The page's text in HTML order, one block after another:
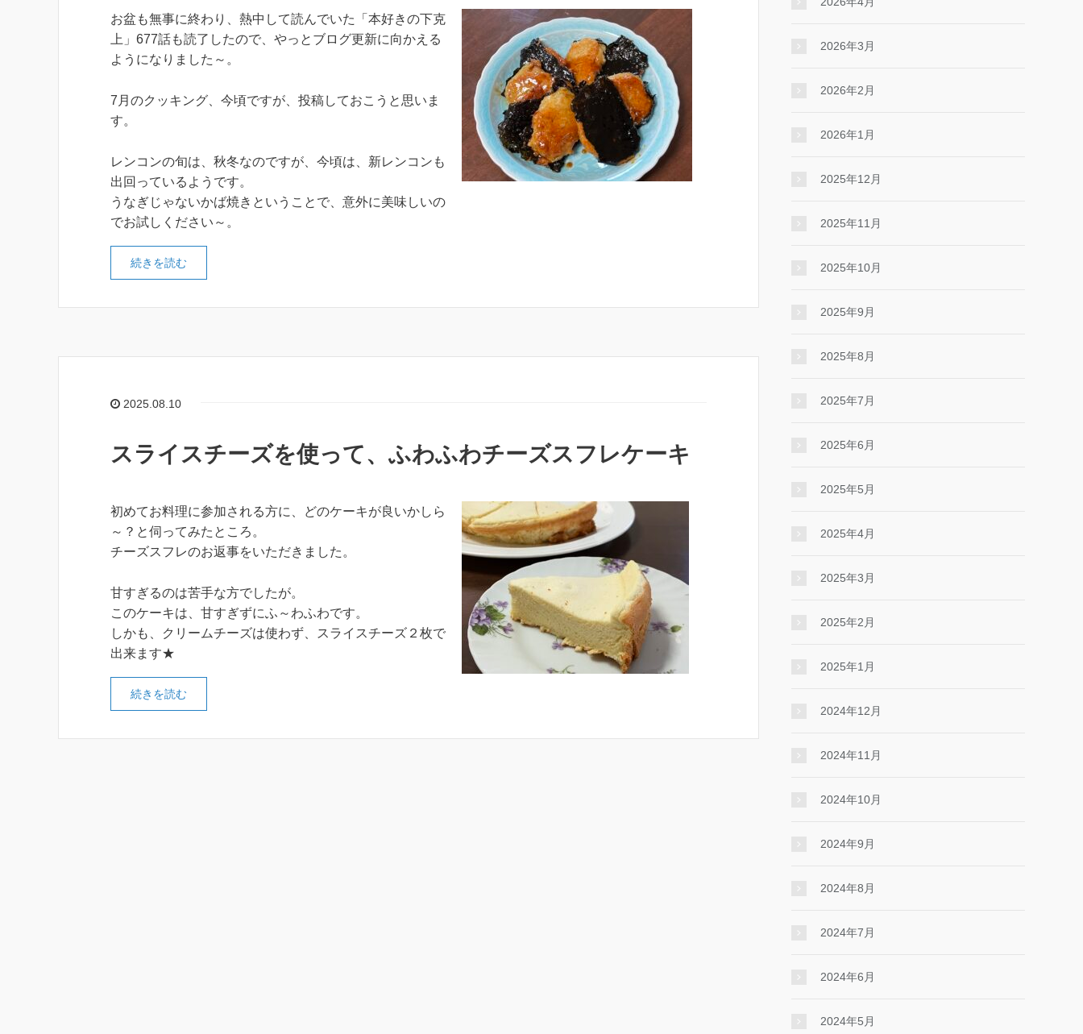
お盆も無事に終わり、熱中して読んでいた「本好きの下克
上」677話も読了したので、やっとブログ更新に向かえる
ようになりました～。
7月のクッキング、今頃ですが、投稿しておこうと思いま
す。
レンコンの旬は、秋冬なのですが、今頃は、新レンコンも
出回っているようです。
うなぎじゃないかば焼きということで、意外に美味しいの
でお試しください～。
続きを読む
2025.08.10
スライスチーズを使って、ふわふわチーズスフレケーキ
初めてお料理に参加される方に、どのケーキが良いかしら
～？と伺ってみたところ。
チーズスフレのお返事をいただきました。
甘すぎるのは苦手な方でしたが。
このケーキは、甘すぎずにふ～わふわです。
しかも、クリームチーズは使わず、スライスチーズ２枚で
出来ます★
続きを読む
2026年3月
2026年2月
2026年1月
2025年12月
2025年11月
2025年10月
2025年9月
2025年8月
2025年7月
2025年6月
2025年5月
2025年4月
2025年3月
2025年2月
2025年1月
2024年12月
2024年11月
2024年10月
2024年9月
2024年8月
2024年7月
2024年6月
2024年5月